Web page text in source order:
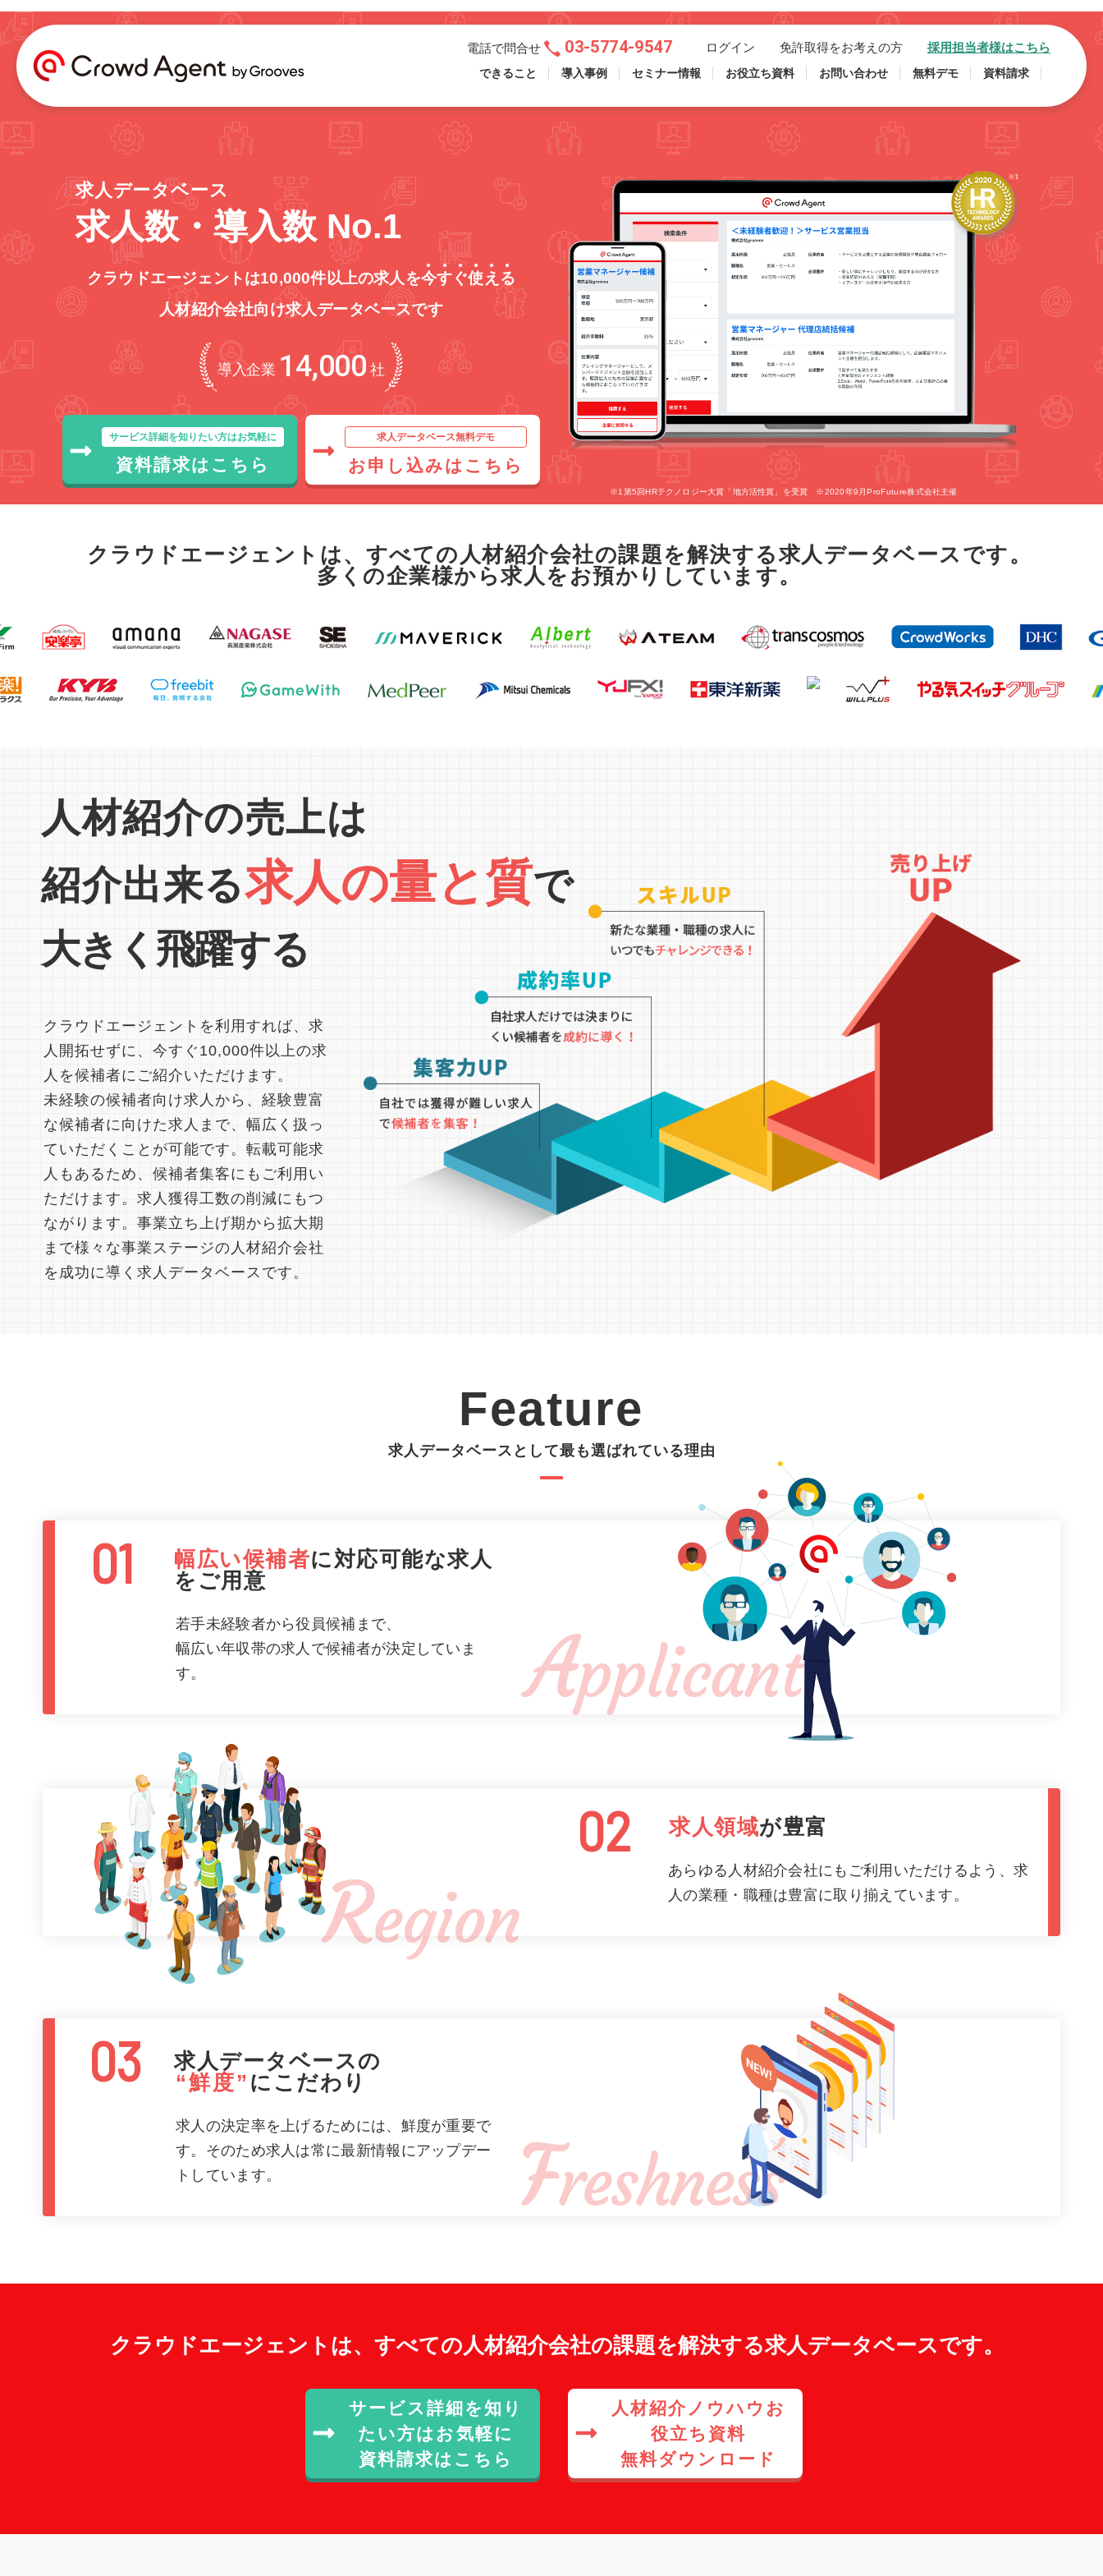
電話で問合せ 03-5774-9547 ログイン 免許取得をお考えの方 採用担当者様はこちら
できること 導入事例 セミナー情報 お役立ち資料 お問い合わせ 無料デモ 資料請求
求人データベース
求人数・導入数 No.1
クラウドエージェントは10,000件以上の求人を今すぐ使える
人材紹介会社向け求人データベースです
導入企業 14,000 社
サービス詳細を知りたい方はお気軽に
資料請求はこちら
求人データベース無料デモ
お申し込みはこちら
※1第5回HRテクノロジー大賞「地方活性賞」を受賞 ※2020年9月ProFuture株式会社主催
クラウドエージェントは、すべての人材紹介会社の課題を解決する求人データベースです。
多くの企業様から求人をお預かりしています。
人材紹介の売上は
紹介出来る求人の量と質で
大きく飛躍する
クラウドエージェントを利用すれば、求
人開拓せずに、今すぐ10,000件以上の求
人を候補者にご紹介いただけます。
未経験の候補者向け求人から、経験豊富
な候補者に向けた求人まで、幅広く扱っ
ていただくことが可能です。転載可能求
人もあるため、候補者集客にもご利用い
ただけます。求人獲得工数の削減にもつ
ながります。事業立ち上げ期から拡大期
まで様々な事業ステージの人材紹介会社
を成功に導く求人データベースです。
Feature
求人データベースとして最も選ばれている理由
01 幅広い候補者に対応可能な求人
をご用意
若手未経験者から役員候補まで、
幅広い年収帯の求人で候補者が決定していま
す。
02 求人領域が豊富
あらゆる人材紹介会社にもご利用いただけるよう、求
人の業種・職種は豊富に取り揃えています。
03
求人データベースの
“鮮度” に こだわり
求人の決定率を上げるためには、鮮度が重要で
す。そのため求人は常に最新情報にアップデー
トしています。
クラウドエージェントは、 すべての人材紹介会社の課題を解決する求人データベースです。
サービス詳細を知り
たい方はお気軽に
資料請求はこちら
人材紹介ノウハウお
役立ち資料
無料ダウンロード